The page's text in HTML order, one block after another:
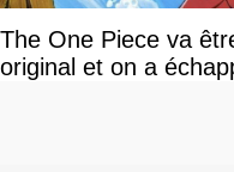
The One Piece va
original et on a